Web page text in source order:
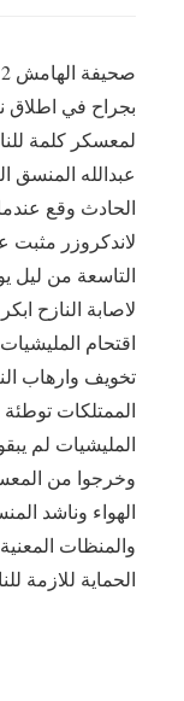
بجراح في اطلاق
لمعسكر كلمة
عبدالله المنسق
لاندكروزر مثبت
التاسعة من ليل
اقتحام
تخويف وارهاب
الممتلكات
المليشيات لم
وخرجوا من
الهواء وناشد
والمنظات
الحماية للازمة